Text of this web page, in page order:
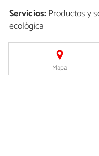
Servicios:Productos y
ecológica
Mapa